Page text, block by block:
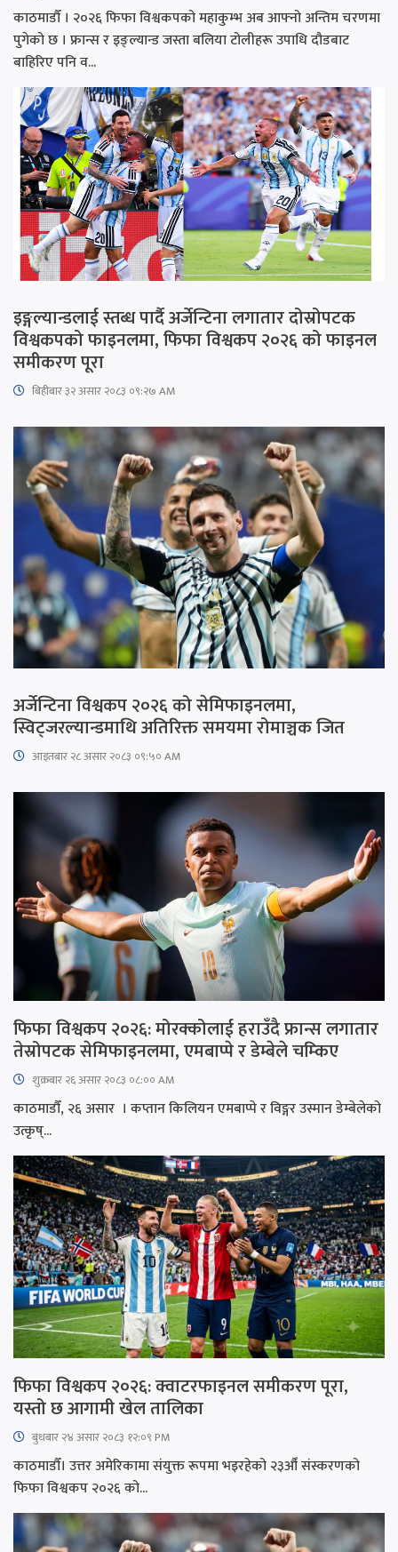
काठमाडौँ । २०२६ फिफा विश्वकपको महाकुम्भ अब आफ्नो अन्तिम चरणमा
पुगेको छ । फ्रान्स र इङ्ल्यान्ड जस्ता बलिया टोलीहरू उपाधि दौडबाट
बाहिरिए पनि व...
इङ्गल्यान्डलाई स्तब्ध पार्दै अर्जेन्टिना लगातार दोस्रोपटक
विश्वकपको फाइनलमा, फिफा विश्वकप २०२६ को फाइनल
समीकरण पूरा
बिहीबार ३२ असार २०८३ ०९:२७ AM
अर्जेन्टिना विश्वकप २०२६ को सेमिफाइनलमा,
स्विट्जरल्यान्डमाथि अतिरिक्त समयमा रोमाञ्चक जित
आइतबार​ २८ असार २०८३ ०९:५० AM
फिफा विश्वकप २०२६: मोरक्कोलाई हराउँदै फ्रान्स लगातार
तेस्रोपटक सेमिफाइनलमा, एमबाप्पे र डेम्बेले चम्किए
शुक्रबार​ २६ असार २०८३ ०८:०० AM
काठमाडौँ, २६ असार । कप्तान किलियन एमबाप्पे र विङ्गर उस्मान डेम्बेलेको
उत्कृष्...
फिफा विश्वकप २०२६: क्वाटरफाइनल समीकरण पूरा,
यस्तो छ आगामी खेल तालिका
बुधबार २४ असार २०८३ १२:०९ PM
काठमाडौँ। उत्तर अमेरिकामा संयुक्त रूपमा भइरहेको २३औँ संस्करणको
फिफा विश्वकप २०२६ को...